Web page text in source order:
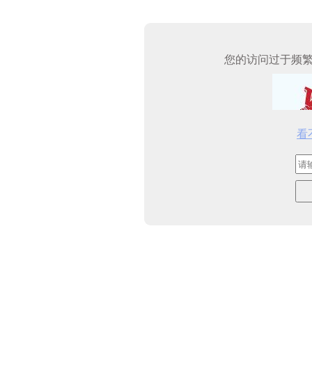
您的访问过于频
看